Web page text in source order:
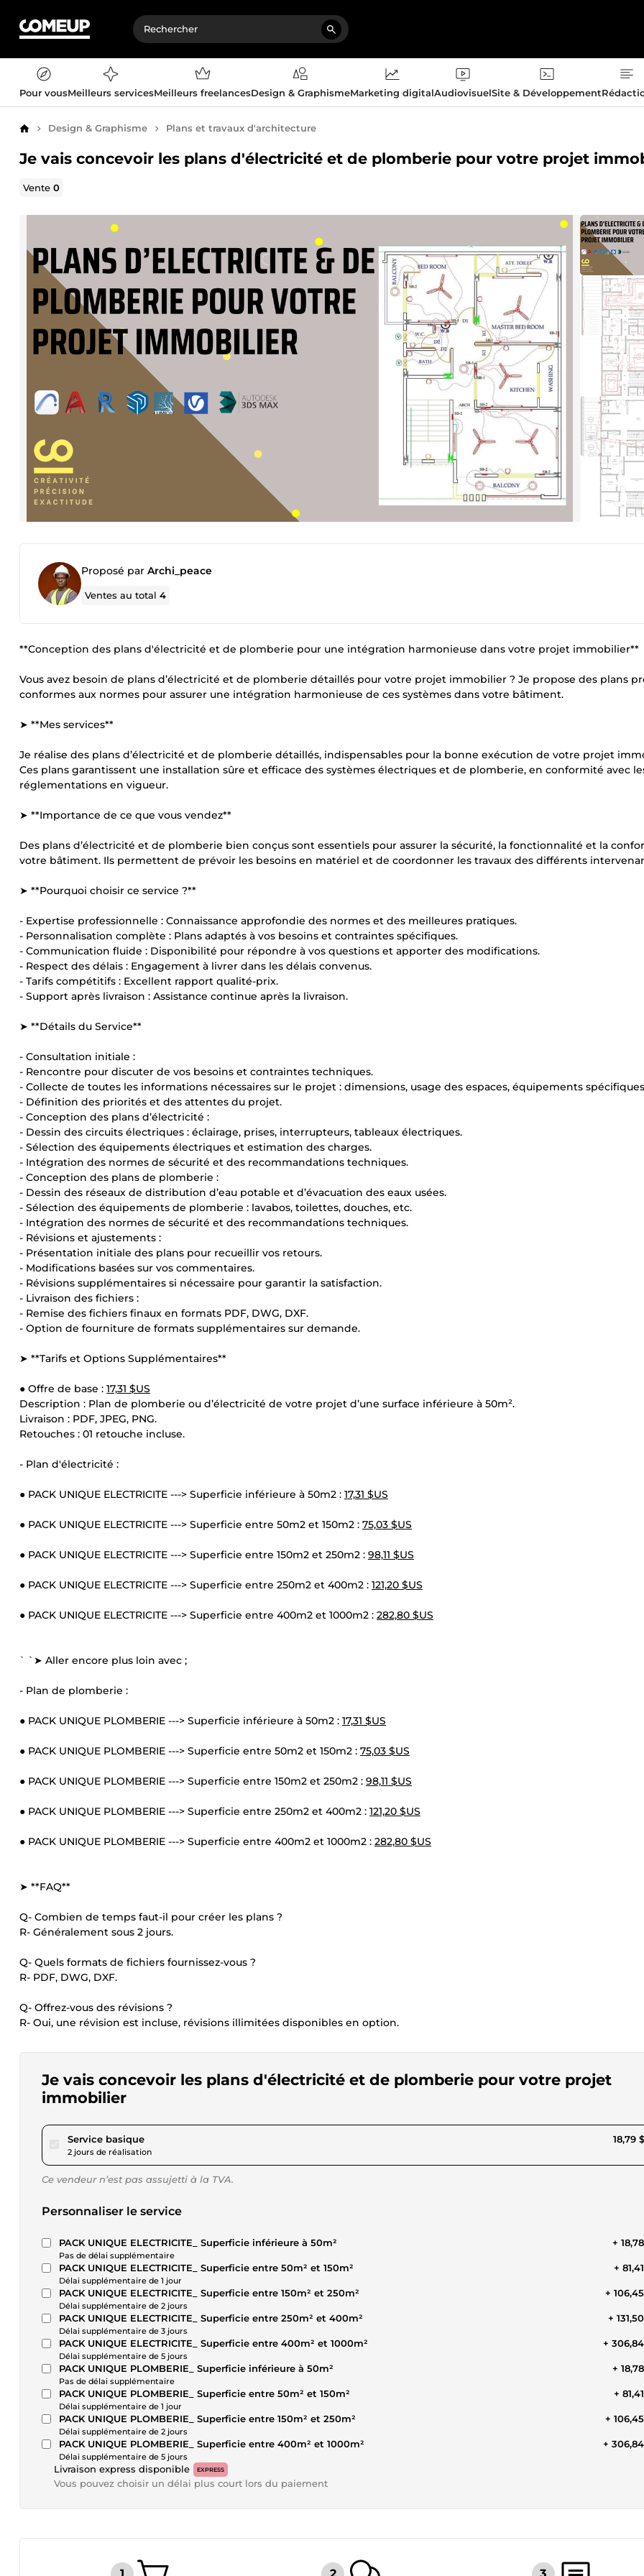
Pour vousMeilleurs servicesMeilleurs freelancesDesign & GraphismeMarketing digitalAudiovisuelSite & Développement
AccueilDesign & Graphisme Plans et travaux d'architecture
Je vais concevoir les plans d'électricité et de plomberie pour votre projet
Vente0
Proposé par Archi_peace
Ventes au total4
**Conception des plans d'électricité et de plomberie pour une intégration harmonieuse dans votre projet immobilier**
Vous avez besoin de plans d’électricité et de plomberie détaillés pour votre projet immobilier ? Je propose des plans
conformes aux normes pour assurer une intégration harmonieuse de ces systèmes dans votre bâtiment.
➤ **Mes services**
Je réalise des plans d’électricité et de plomberie détaillés, indispensables pour la bonne exécution de votre projet
Ces plans garantissent une installation sûre et efficace des systèmes électriques et de plomberie, en conformité avec
réglementations en vigueur.
➤ **Importance de ce que vous vendez**
Des plans d’électricité et de plomberie bien conçus sont essentiels pour assurer la sécurité, la fonctionnalité et la
votre bâtiment. Ils permettent de prévoir les besoins en matériel et de coordonner les travaux des différents
➤ **Pourquoi choisir ce service ?**
- Expertise professionnelle : Connaissance approfondie des normes et des meilleures pratiques.
- Personnalisation complète : Plans adaptés à vos besoins et contraintes spécifiques.
- Communication fluide : Disponibilité pour répondre à vos questions et apporter des modifications.
- Respect des délais : Engagement à livrer dans les délais convenus.
- Tarifs compétitifs : Excellent rapport qualité-prix.
- Support après livraison : Assistance continue après la livraison.
➤ **Détails du Service**
- Consultation initiale :
- Rencontre pour discuter de vos besoins et contraintes techniques.
- Collecte de toutes les informations nécessaires sur le projet : dimensions, usage des espaces, équipements
- Définition des priorités et des attentes du projet.
- Conception des plans d’électricité :
- Dessin des circuits électriques : éclairage, prises, interrupteurs, tableaux électriques.
- Sélection des équipements électriques et estimation des charges.
- Intégration des normes de sécurité et des recommandations techniques.
- Conception des plans de plomberie :
- Dessin des réseaux de distribution d’eau potable et d’évacuation des eaux usées.
- Sélection des équipements de plomberie : lavabos, toilettes, douches, etc.
- Intégration des normes de sécurité et des recommandations techniques.
- Révisions et ajustements :
- Présentation initiale des plans pour recueillir vos retours.
- Modifications basées sur vos commentaires.
- Révisions supplémentaires si nécessaire pour garantir la satisfaction.
- Livraison des fichiers :
- Remise des fichiers finaux en formats PDF, DWG, DXF.
- Option de fourniture de formats supplémentaires sur demande.
➤ **Tarifs et Options Supplémentaires**
● Offre de base : 17,31 $US
Description : Plan de plomberie ou d’électricité de votre projet d’une surface inférieure à 50m².
Livraison : PDF, JPEG, PNG.
Retouches : 01 retouche incluse.
- Plan d'électricité :
● PACK UNIQUE ELECTRICITE ---> Superficie inférieure à 50m2 : 17,31 $US
● PACK UNIQUE ELECTRICITE ---> Superficie entre 50m2 et 150m2 : 75,03 $US
● PACK UNIQUE ELECTRICITE ---> Superficie entre 150m2 et 250m2 : 98,11 $US
● PACK UNIQUE ELECTRICITE ---> Superficie entre 250m2 et 400m2 : 121,20 $US
● PACK UNIQUE ELECTRICITE ---> Superficie entre 400m2 et 1000m2 : 282,80 $US
` `➤ Aller encore plus loin avec ;
- Plan de plomberie :
● PACK UNIQUE PLOMBERIE ---> Superficie inférieure à 50m2 : 17,31 $US
● PACK UNIQUE PLOMBERIE ---> Superficie entre 50m2 et 150m2 : 75,03 $US
● PACK UNIQUE PLOMBERIE ---> Superficie entre 150m2 et 250m2 : 98,11 $US
● PACK UNIQUE PLOMBERIE ---> Superficie entre 250m2 et 400m2 : 121,20 $US
● PACK UNIQUE PLOMBERIE ---> Superficie entre 400m2 et 1000m2 : 282,80 $US
➤ **FAQ**
Q- Combien de temps faut-il pour créer les plans ?
R- Généralement sous 2 jours.
Q- Quels formats de fichiers fournissez-vous ?
R- PDF, DWG, DXF.
Q- Offrez-vous des révisions ?
R- Oui, une révision est incluse, révisions illimitées disponibles en option.
Je vais concevoir les plans d'électricité et de plomberie pour votre projet
immobilier
Service basiquepour 17,31 $US
2 jours de réalisation
18,79
Ce vendeur n’est pas assujetti à la TVA.
Personnaliser le service
PACK UNIQUE ELECTRICITE_ Superficie inférieure à 50m²
Pas de délai supplémentaire
+
PACK UNIQUE ELECTRICITE_ Superficie entre 50m² et 150m²
Délai supplémentaire de 1 jour
+
PACK UNIQUE ELECTRICITE_ Superficie entre 150m² et 250m²
Délai supplémentaire de 2 jours
+
PACK UNIQUE ELECTRICITE_ Superficie entre 250m² et 400m²
Délai supplémentaire de 3 jours
+
PACK UNIQUE ELECTRICITE_ Superficie entre 400m² et 1000m²
Délai supplémentaire de 5 jours
+
PACK UNIQUE PLOMBERIE_ Superficie inférieure à 50m²
Pas de délai supplémentaire
+
PACK UNIQUE PLOMBERIE_ Superficie entre 50m² et 150m²
Délai supplémentaire de 1 jour
+
PACK UNIQUE PLOMBERIE_ Superficie entre 150m² et 250m²
Délai supplémentaire de 2 jours
+
PACK UNIQUE PLOMBERIE_ Superficie entre 400m² et 1000m²
Délai supplémentaire de 5 jours
+
Livraison express disponible EXPRESS
Vous pouvez choisir un délai plus court lors du paiement